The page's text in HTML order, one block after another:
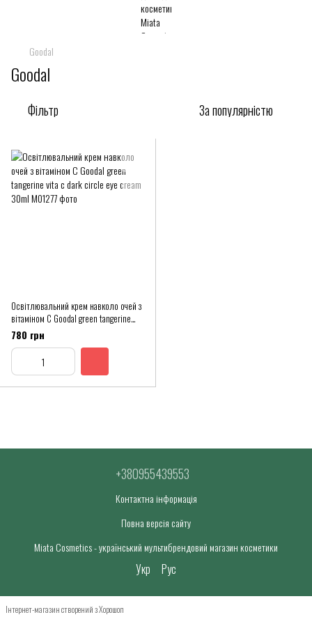
Goodal
Goodal
Фільтр За популярністю
Освітлювальний крем навколо очей з
вітаміном С Goodal green tangerine
vita c dark circle eye cream 30ml
780 грн
+380955439553
Контактна інформація
Повна версія сайту
Miata Cosmetics - український мультибрендовий магазин косметики
Укр Рус
Інтернет-магазин створений з Хорошоп